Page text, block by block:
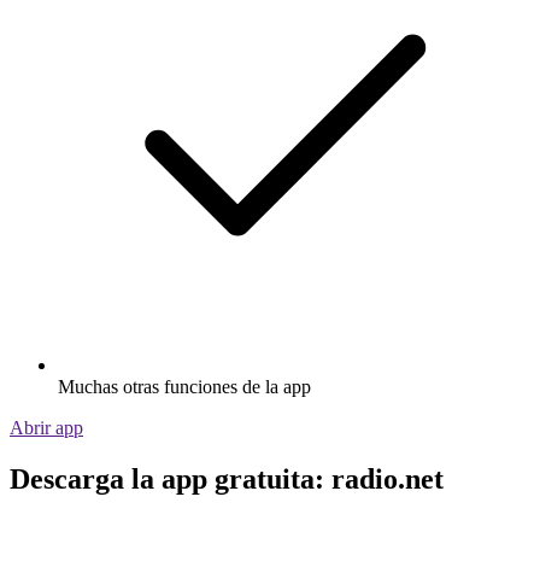
Muchas otras funciones de la app
Abrir app
Descarga la app gratuita: radio.net